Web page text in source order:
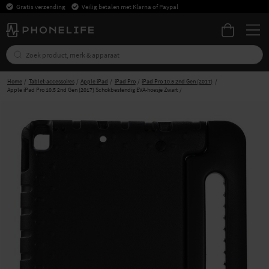
Gratis verzending Veilig betalen met Klarna of Paypal
Home Tablet-accessoires Apple iPad iPad Pro
iPad Pro 10.5 2nd Gen (2017)
Apple iPad Pro 10.5 2nd Gen (2017) Schokbestendig EVA-hoesje Zwart